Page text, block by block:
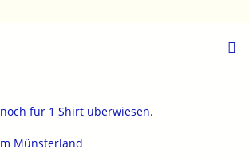
für 1 Shirt überwiesen.
Münsterland